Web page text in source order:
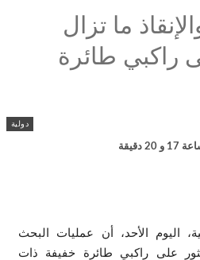
ما تزال
راكبي طائرة
دولية
اليوم الأحد، أن عمليات البحث
على راكبي طائرة خفيفة ذات